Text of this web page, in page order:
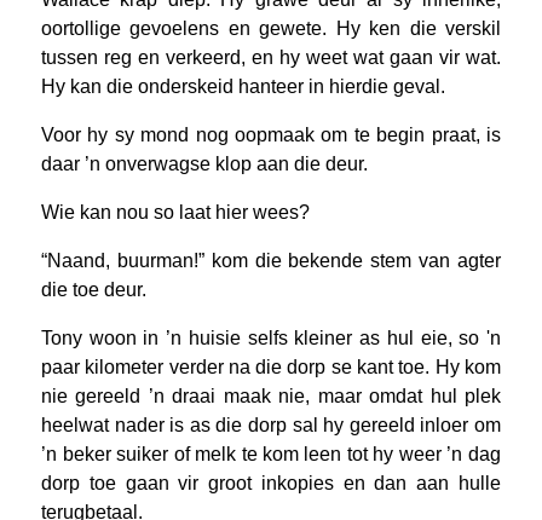
oortollige gevoelens en gewete. Hy ken die verskil
tussen reg en verkeerd, en hy weet wat gaan vir wat.
Hy kan die onderskeid hanteer in hierdie geval.
Voor hy sy mond nog oopmaak om te begin praat, is
daar ’n onverwagse klop aan die deur.
Wie kan nou so laat hier wees?
“Naand, buurman!” kom die bekende stem van agter
die toe deur.
Tony woon in ’n huisie selfs kleiner as hul eie, so ʹn
paar kilometer verder na die dorp se kant toe. Hy kom
nie gereeld ’n draai maak nie, maar omdat hul plek
heelwat nader is as die dorp sal hy gereeld inloer om
’n beker suiker of melk te kom leen tot hy weer ’n dag
dorp toe gaan vir groot inkopies en dan aan hulle
terugbetaal.